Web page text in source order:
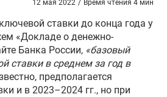
12 мая 2022 / Время чтения 4 мин
ставки до конца года у
«Докладе о денежно-
Банка России, «базовый
ставки в среднем за год в
предполагается
и в 2023–2024 гг., но при